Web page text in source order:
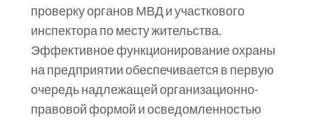
проверку органов МВД и участкового
инспектора по месту жительства.
Эффективное функционирование охраны
на предприятии обеспечивается в первую
очередь надлежащей организационно-
правовой формой и осведомленностью